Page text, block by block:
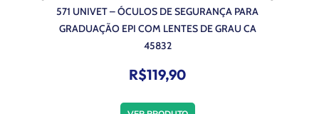
571 UNIVET – ÓCULOS DE SEGURANÇA PARA
GRADUAÇÃO EPI COM LENTES DE GRAU CA
45832
R$119,90